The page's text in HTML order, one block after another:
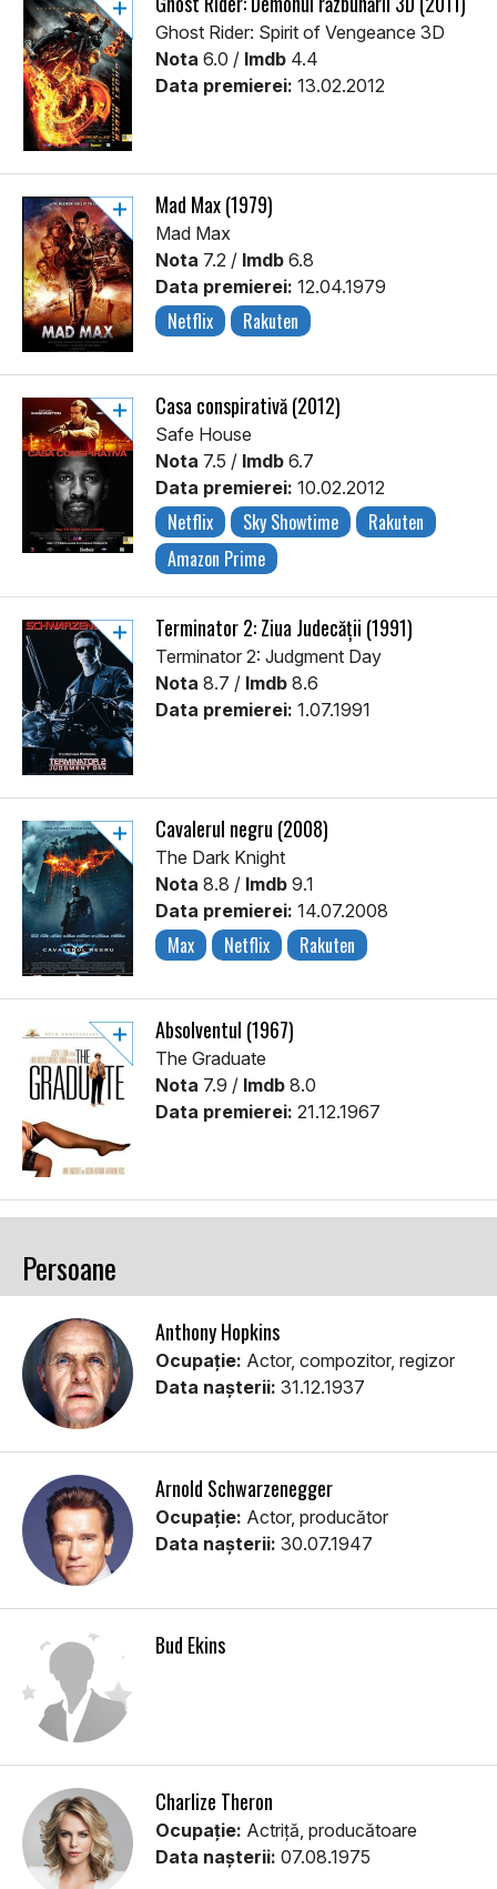
Ghost Rider: Spirit of Vengeance 3D
Nota 6.0 / Imdb 4.4
Data premierei: 13.02.2012
Mad Max (1979)
Mad Max
Nota 7.2 / Imdb 6.8
Data premierei: 12.04.1979
Netflix Rakuten
Casa conspirativă (2012)
Safe House
Nota 7.5 / Imdb 6.7
Data premierei: 10.02.2012
Netflix Sky Showtime
Rakuten
Amazon Prime
Terminator 2: Ziua Judecății (1991)
Terminator 2: Judgment Day
Nota 8.7 / Imdb 8.6
Data premierei: 1.07.1991
Cavalerul negru (2008)
The Dark Knight
Nota 8.8 / Imdb 9.1
Data premierei: 14.07.2008
Max Netflix Rakuten
Absolventul (1967)
The Graduate
Nota 7.9 / Imdb 8.0
Data premierei: 21.12.1967
Persoane
Anthony Hopkins
Ocupație: Actor, compozitor, regizor
Data nașterii: 31.12.1937
Arnold Schwarzenegger
Ocupație: Actor, producător
Data nașterii: 30.07.1947
Bud Ekins
Charlize Theron
Ocupație: Actriță, producătoare
Data nașterii: 07.08.1975